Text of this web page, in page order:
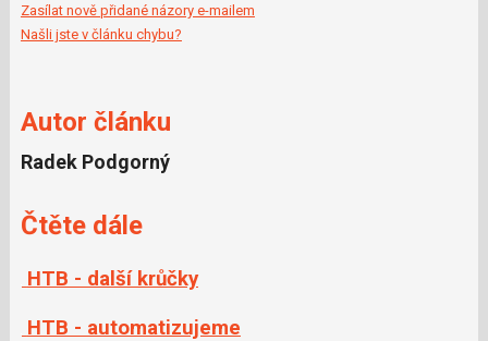
Zasílat nově přidané názory e-mailem
Našli jste v článku chybu?
Autor článku
Radek Podgorný
Čtěte dále
HTB - další krůčky
HTB - automatizujeme